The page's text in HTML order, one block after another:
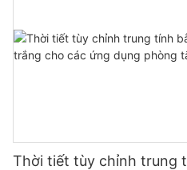
Thời tiết tùy chỉnh trung